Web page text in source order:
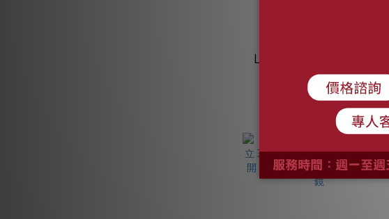
Liebherr 645公升 雙
門對開式冰箱
SBSes8486 冷藏 冷凍
酒櫃 三合一
NT$330,600
NT$348,000